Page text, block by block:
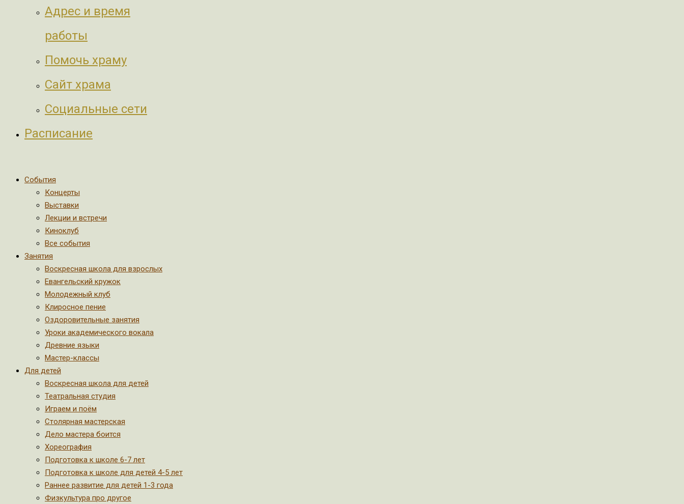
Адрес и время
работы
Помочь храму
Сайт храма
Социальные сети
Расписание
События
Концерты
Выставки
Лекции и встречи
Киноклуб
Все события
Занятия
Воскресная школа для взрослых
Евангельский кружок
Молодежный клуб
Клиросное пение
Оздоровительные занятия
Уроки академического вокала
Древние языки
Мастер-классы
Для детей
Воскресная школа для детей
Театральная студия
Играем и поём
Столярная мастерская
Дело мастера боится
Хореография
Подготовка к школе 6-7 лет
Подготовка к школе для детей 4-5 лет
Раннее развитие для детей 1-3 года
Физкультура про другое